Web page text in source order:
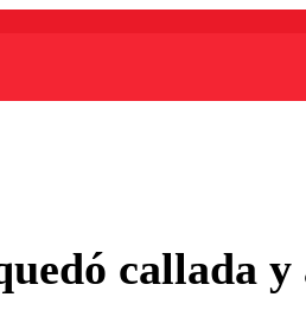
callada